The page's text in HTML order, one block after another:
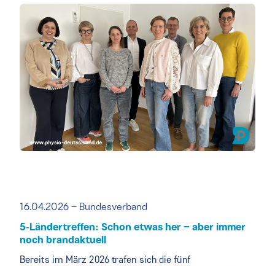
16.04.2026 – Bundesverband
5‑Ländertreffen: Schon etwas her – aber immer
noch brandaktuell
Bereits im März 2026 trafen sich die fünf